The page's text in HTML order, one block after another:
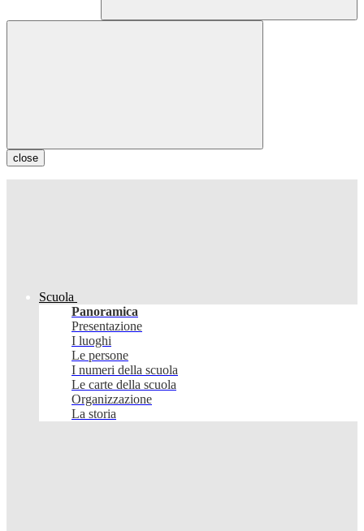
close
Scuola
Panoramica
Presentazione
I luoghi
Le persone
I numeri della scuola
Le carte della scuola
Organizzazione
La storia